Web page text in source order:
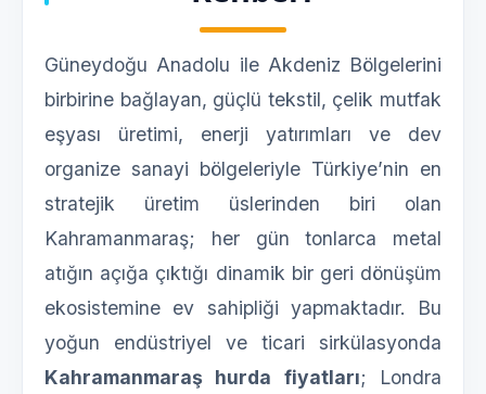
Güneydoğu Anadolu ile Akdeniz Bölgelerini
birbirine bağlayan, güçlü tekstil, çelik mutfak
eşyası üretimi, enerji yatırımları ve dev
organize sanayi bölgeleriyle Türkiye’nin en
stratejik üretim üslerinden biri olan
Kahramanmaraş; her gün tonlarca metal
atığın açığa çıktığı dinamik bir geri dönüşüm
ekosistemine ev sahipliği yapmaktadır. Bu
yoğun endüstriyel ve ticari sirkülasyonda
Kahramanmaraş hurda fiyatları; Londra